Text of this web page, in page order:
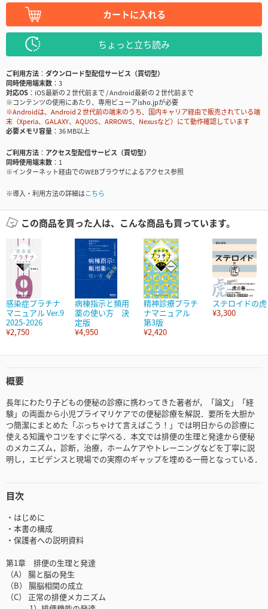
カートに入れる
ちょっと立ち読み
ご利用方法
ダウンロード型配信サービス（買切型）
同時使用端末数
3
対応OS
iOS最新の２世代前まで / Android最新の２世代前まで
※コンテンツの使用にあたり、専用ビューアisho.jpが必要
※Androidは、Android２世代前の端末のうち、国内キャリア経由で販売されている端
末（Xperia、GALAXY、AQUOS、ARROWS、Nexusなど）にて動作確認しています
必要メモリ容量
36 MB以上
ご利用方法
アクセス型配信サービス（買切型）
同時使用端末数
1
※インターネット経由でのWEBブラウザによるアクセス参照
※導入・利用方法の詳細はこちら
この商品を買った人は、こんな商品も買っています。
感染症プラチナ
マニュアル Ver.9
2025-2026
¥2,750
病棟指示と頻用
薬の使い方 決
定版
¥4,950
精神診療プラチ
ナマニュアル
第3版
¥2,420
ステロイドの虎
¥3,300
概要
長年にわたり子どもの便秘の診療に携わってきた著者が，「論文」「経
験」の両面から小児プライマリケアでの便秘診療を解説．要所を大胆か
つ簡潔にまとめた「ぶっちゃけて言えばこう！」では明日からの診療に
使える知識やコツをすぐに学べる．本文では排便の生理と発達から便秘
のメカニズム，診断，治療，ホームケアやトレーニングなどを丁寧に説
明し，エビデンスと現場での実際のギャップを埋める一冊となっている．
目次
・はじめに
・本書の構成
・保護者への説明資料
第1章 排便の生理と発達
（A） 腸と脳の発生
（B） 腸脳相関の成立
（C） 正常の排便メカニズム